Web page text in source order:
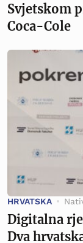
Svjetskom
Coca-Cole
HRVATSKA
Digitalna
Dva